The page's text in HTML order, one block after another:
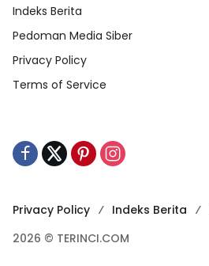
Indeks Berita
Pedoman Media Siber
Privacy Policy
Terms of Service
Privacy Policy Indeks Berita
2026 © TERINCI.COM